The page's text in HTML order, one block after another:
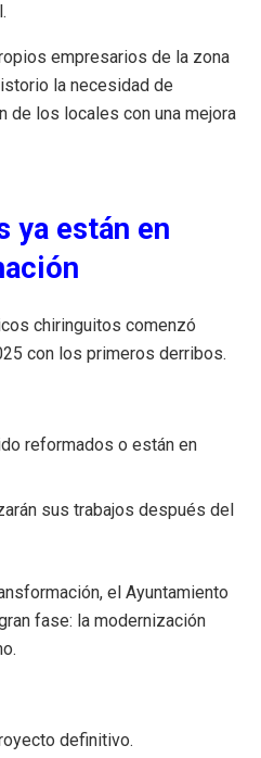
empresarios de la zona
la necesidad de
de los locales con una mejora
ya están en
chiringuitos comenzó
con los primeros derribos.
reformados o están en
sus trabajos después del
el Ayuntamiento
fase: la modernización
definitivo.